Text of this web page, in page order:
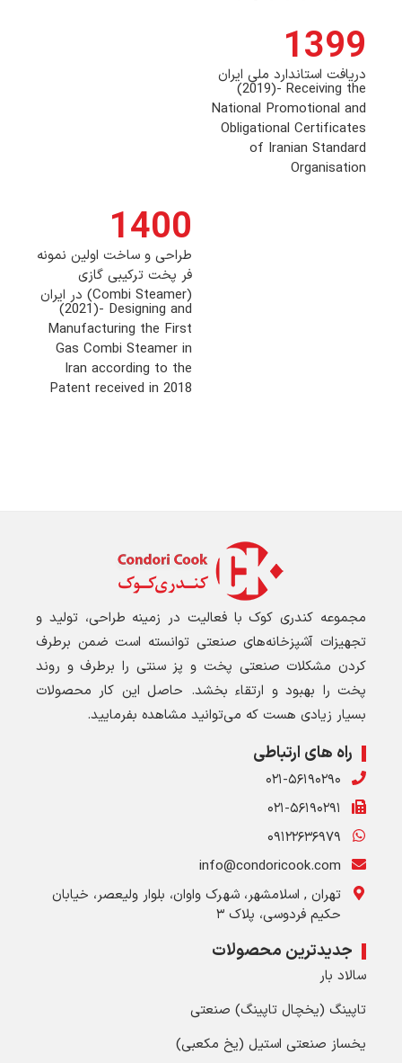
1399
دریافت استاندارد ملی ایران
(2019)- Receiving the
National Promotional and
Obligational Certificates
of Iranian Standard
Organisation
1400
طراحی و ساخت اولین نمونه
فر پخت ترکیبی گازی
(Combi Steamer) در ایران
(2021)- Designing and
Manufacturing the First
Gas Combi Steamer in
Iran according to the
Patent received in 2018
مجموعه کندری کوک با فعالیت در زمینه طراحی، تولید و
تجهیزات آشپزخانه‌های صنعتی توانسته است ضمن برطرف
کردن مشکلات صنعتی پخت و پز سنتی را برطرف و روند
پخت را بهبود و ارتقاء بخشد. حاصل این کار محصولات
بسیار زیادی هست که می‌توانید مشاهده بفرمایید.
راه های ارتباطی
۰۲۱-۵۶۱۹۰۲۹۰
۰۲۱-۵۶۱۹۰۲۹۱
۰۹۱۲۲۶۳۶۹۷۹
info@condoricook.com
تهران , اسلامشهر، شهرک واوان، بلوار ولیعصر، خیابان
حکیم فردوسی، پلاک ۳
جدیدترین محصولات
سالاد بار
تاپینگ (یخچال تاپینگ) صنعتی
یخساز صنعتی استیل (یخ مکعبی)